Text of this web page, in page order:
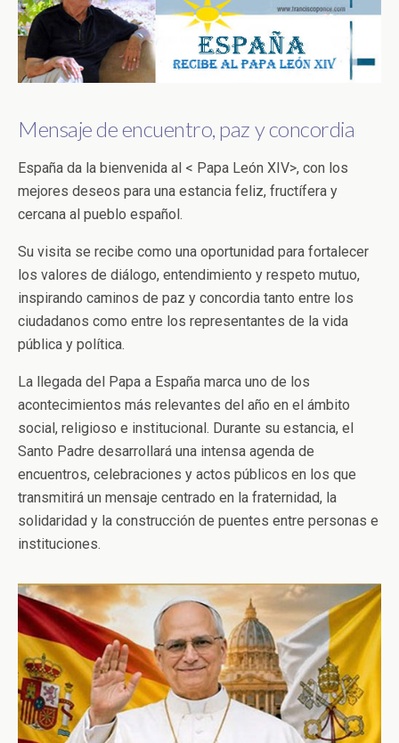
Mensaje de encuentro, paz y concordia
España da la bienvenida al < Papa León XIV>, con los
mejores deseos para una estancia feliz, fructífera y
cercana al pueblo español.
Su visita se recibe como una oportunidad para fortalecer
los valores de diálogo, entendimiento y respeto mutuo,
inspirando caminos de paz y concordia tanto entre los
ciudadanos como entre los representantes de la vida
pública y política.
La llegada del Papa a España marca uno de los
acontecimientos más relevantes del año en el ámbito
social, religioso e institucional. Durante su estancia, el
Santo Padre desarrollará una intensa agenda de
encuentros, celebraciones y actos públicos en los que
transmitirá un mensaje centrado en la fraternidad, la
solidaridad y la construcción de puentes entre personas e
instituciones.